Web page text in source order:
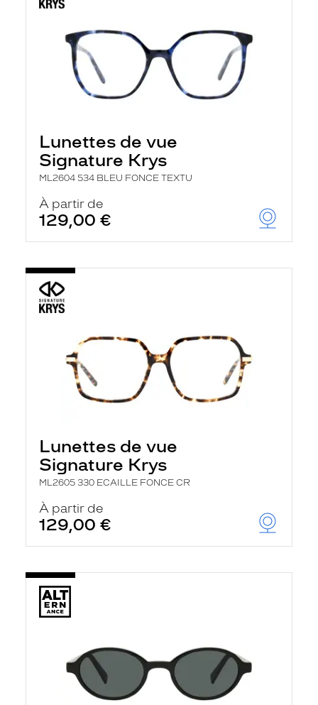
Lunettes de vue
Signature Krys
ML2604 534 BLEU FONCE TEXTU
À partir de
129,00 €
Lunettes de vue
Signature Krys
ML2605 330 ECAILLE FONCE CR
À partir de
129,00 €